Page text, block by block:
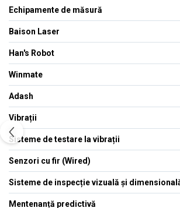
Echipamente de măsură
Baison Laser
Han's Robot
Winmate
Adash
Vibrații
Sisteme de testare la vibrații
Senzori cu fir (Wired)
Sisteme de inspecție vizuală și
Mentenanță predictivă